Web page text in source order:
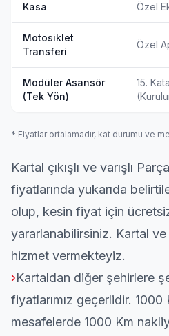
Kasa
Özel
Motosiklet
Transferi
Özel
Modüler Asansör
(Tek Yön)
15.
* Fiyatlar ortalamadır, kat durumu ve
Kartal çıkışlı ve varışlı
fiyatlarında yukarıda
olup, kesin fiyat için
yararlanabilirsiniz. Kartal
hizmet vermekteyiz.
›Kartaldan diğer şehirlere
fiyatlarımız geçerlidir. 1000
mesafelerde 1000 Km